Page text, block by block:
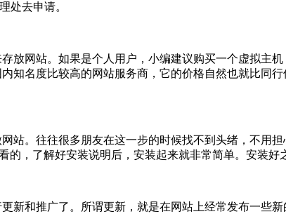
处去申请。
放网站。如果是个人用户，小编建议购买一个虚拟主
知名度比较高的网站服务商，它的价格自然也就比同
站。往往很多朋友在这一步的时候找不到头绪，不用
的，了解好安装说明后，安装起来就非常简单。安装
新和推广了。所谓更新，就是在网站上经常发布一些